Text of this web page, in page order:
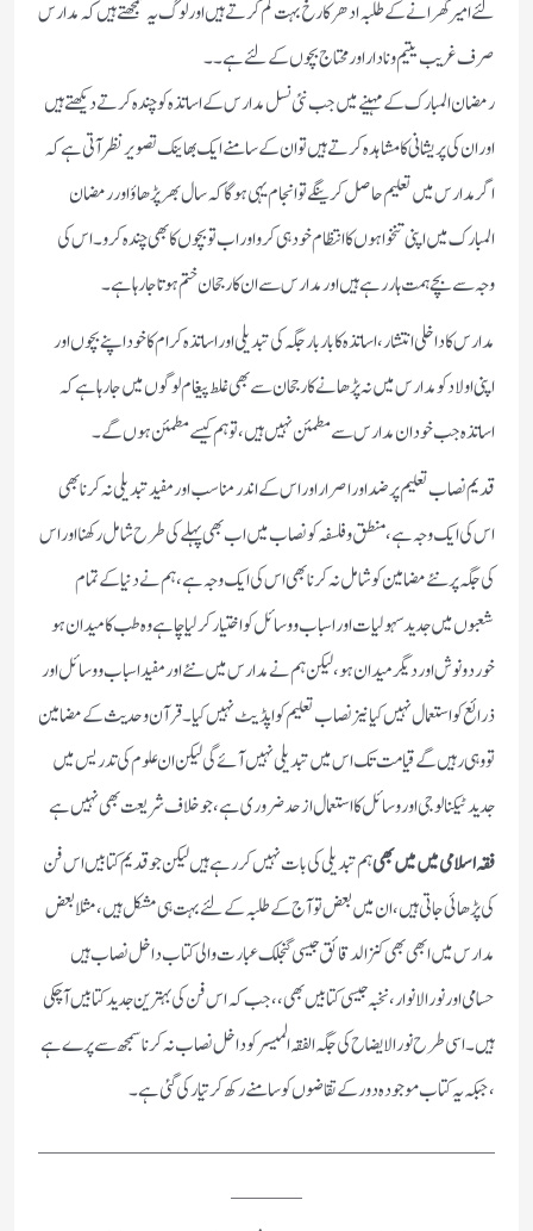
لئے امیر گھرانے کے طلبہ ادھر کا رخ بہت کم کرتے ہیں اور لوگ یہ سمجھتے ہیں کہ مدارس
صرف غریب یتیم و نادار اور محتاج بچوں کے لئے ہے ۔۔
رمضان المبارک کے مہینے میں جب نئی نسل مدارس کے اساتذہ کو چندہ کرتے دیکھتے ہیں
اور ان کی پریشانی کا مشاہدہ کرتے ہیں تو ان کے سامنے ایک بھاینک تصویر نظر آتی ہے کہ
اگر مدارس میں تعلیم حاصل کرینگے تو انجام یہی ہوگا کہ سال بھر پڑھاؤ اور رمضان
المبارک میں اپنی تنخواہوں کا انتظام خود ہی کرو اور اب تو بچوں کا بھی چندہ کرو۔اس کی
وجہ سے بچے ہمت ہار رہے ہیں اور مدارس سے ان کا رجحان ختم ہوتا جارہا ہے۔
مدارس کا داخلی انتشار ،اساتذہ کا بار بار جگہ کی تبدیلی اور اساتذہ کرام کا خود اپنے بچوں اور
اپنی اولاد کو مدارس میں نہ پڑھانے کا رجحان سے بھی غلط پیغام لوگوں میں جارہا ہے کہ
اساتذہ جب خود ان مدارس سے مطمئن نہیں ہیں، تو ہم کیسے مطمئن ہوں گے۔
قدیم نصاب تعلیم پر ضد اور اصرار اور اس کے اندر مناسب اور مفید تبدیلی نہ کرنا بھی
اس کی ایک وجہ ہے ،منطق و فلسفہ کو نصاب میں اب بھی پہلے کی طرح شامل رکھنا اور اس
کی جگہ پر نئے مضامین کو شامل نہ کرنا بھی اس کی ایک وجہ ہے ،ہم نے دنیا کے تمام
شعبوں میں جدید سہولیات اور اسباب و وسائل کو اختیار کر لیا چاہے وہ طب کا میدان ہو
خورد و نوش اور دیگر میدان ہو ، لیکن ہم نے مدارس میں نئے اور مفید اسباب و وسائل اور
ذرائع کو استعمال نہیں کیا نیز نصاب تعلیم کو اپڈیٹ نہیں کیا ۔قرآن و حدیث کے مضامین
تو وہی رہیں گے قیامت تک اس میں تبدیلی نہیں آئے گی لیکن ان علوم کی تدریس میں
جدید ٹیکنالوجی اور وسائل کا استعمال از حد ضروری ہے، جو خلاف شریعت بھی نہیں ہے
فقہ اسلامی میں میں بھیہم تبدیلی کی بات نہیں کر رہے ہیں لیکن جو قدیم کتابیں اس فن
کی پڑھائی جاتی ہیں، ان میں بعض تو آج کے طلبہ کے لئے بہت ہی مشکل ہیں ،مثلا بعض
مدارس میں ابھی بھی کنز الدقائق جیسی گنجلک عبارت والی کتاب داخل نصاب ہیں
حسامی اور نور الانوار ،نخبہ جیسی کتابیں بھی،، جب کہ اس فن کی بہترین جدید کتابیں آچکی
ہیں ۔ اسی طرح نور الایضاح کی جگہ الفقہ المیسر کو داخل نصاب نہ کرنا سمجھ سے پرے ہے
،جبکہ یہ کتاب موجودہ دور کے تقاضوں کو سامنے رکھ کر تیار کی گئی ہے ۔
ــــــــــــــــــــــــــــــــ
ـــــ